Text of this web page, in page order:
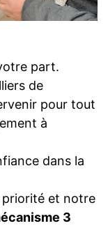
part.
de
pour tout
à
dans la
et notre
3